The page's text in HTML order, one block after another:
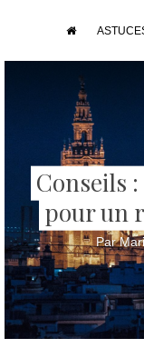
Conseils
pour un
Par